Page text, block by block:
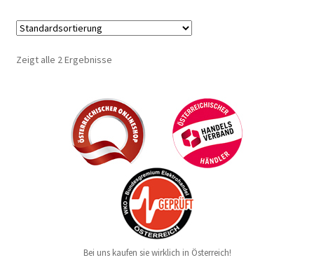
Zeigt alle 2 Ergebnisse
Bei uns kaufen sie wirklich in Österreich!